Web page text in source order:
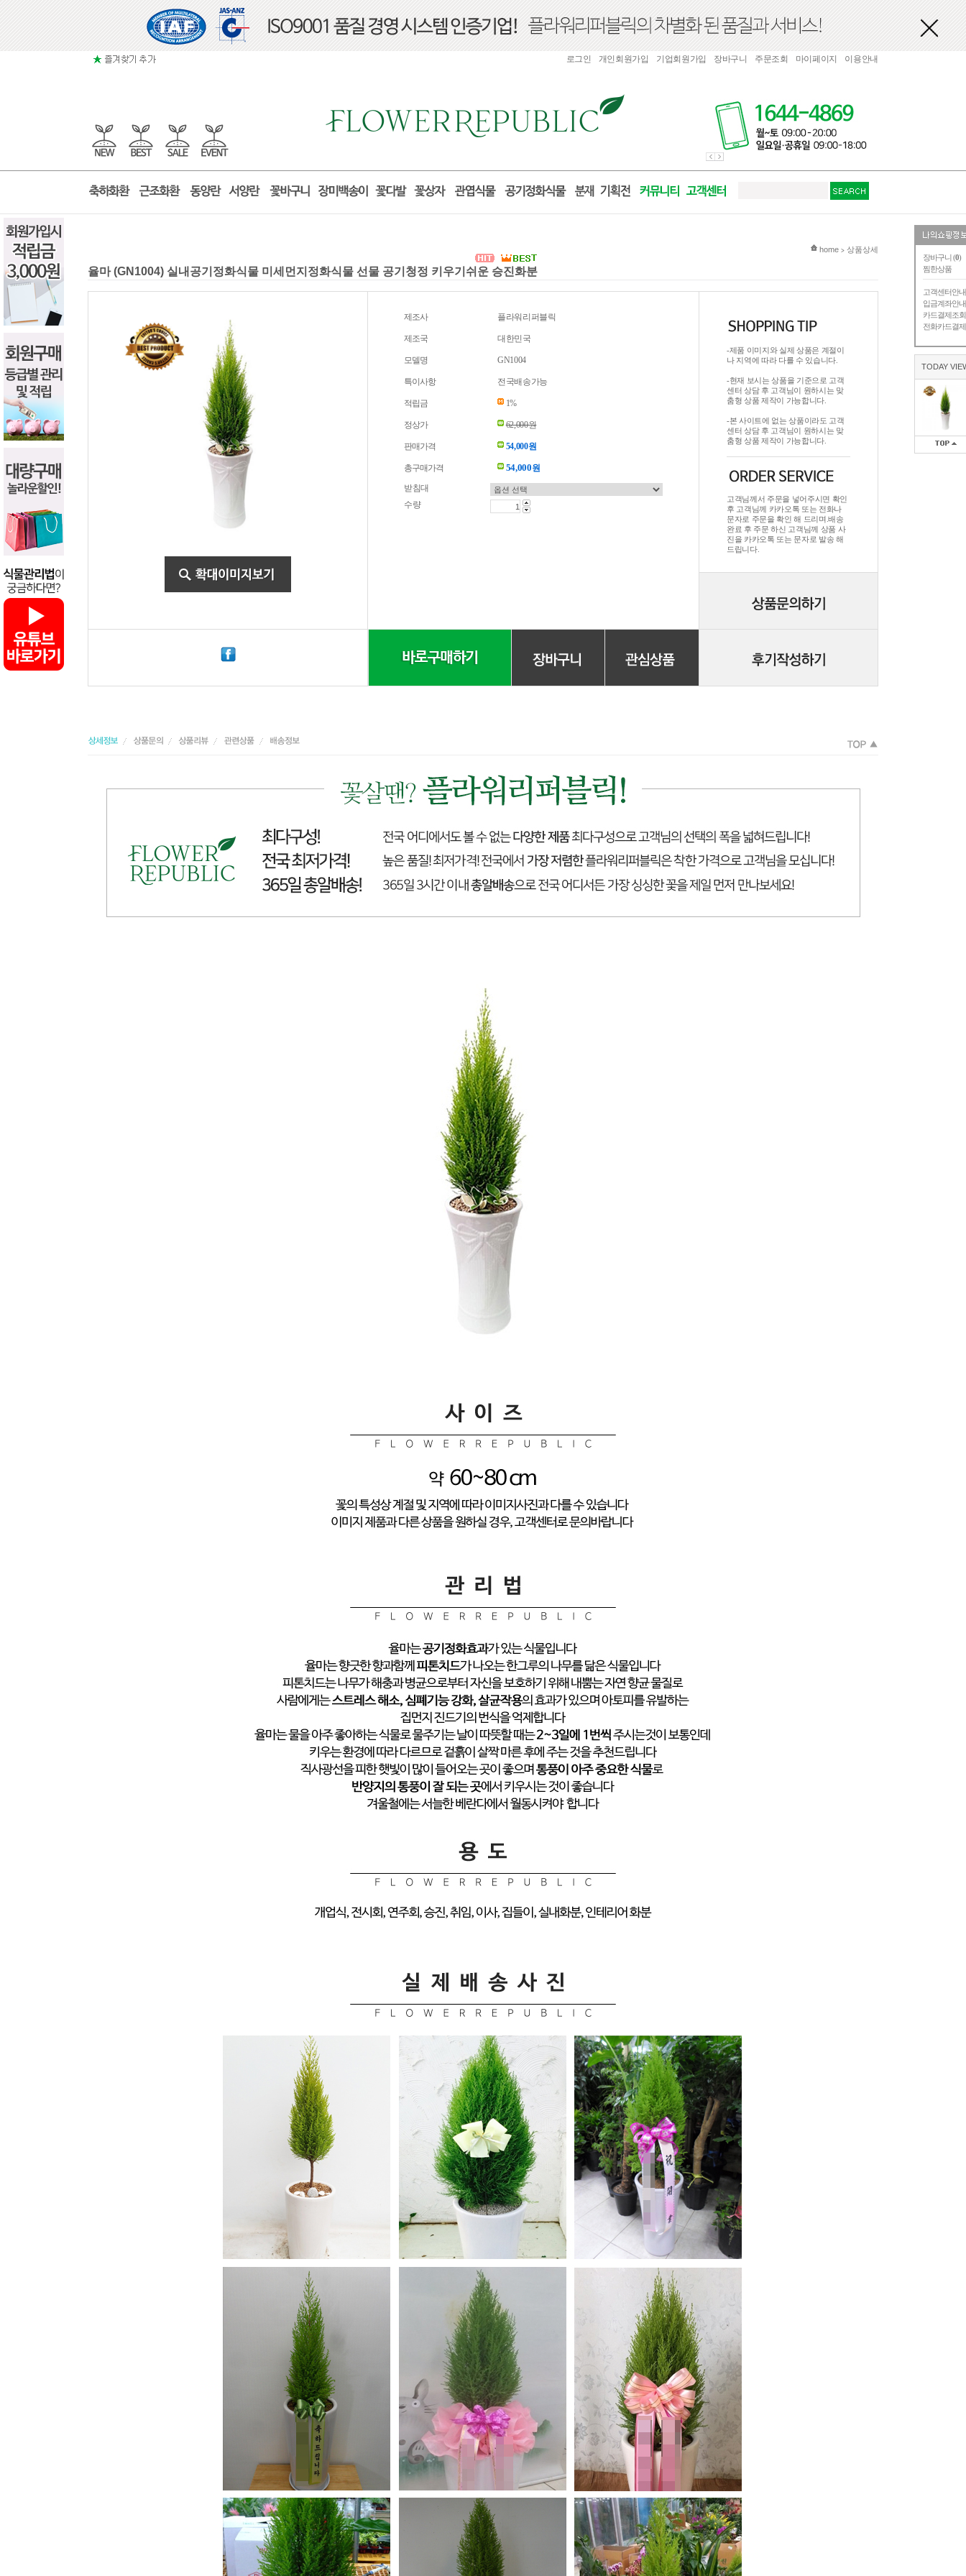
장바구니 (0)
찜한상품
고객센터안내
입금계좌안내
카드결제조회
전화카드결제
TODAY
로그인 개인회원가입 기업회원가입 장바구니 주문조회 마이페이지 이용안내
현재 위치
home > 상품상세
율마 (GN1004) 실내공기정화식물 미세먼지정화식물 선물 공기청정 키우기쉬운 승진화분
제조사 플라워리퍼블릭
제조국 대한민국
모델명 GN1004
특이사항 전국배송가능
적립금 1%
정상가 62,000원
판매가격 54,000원
총구매가격 54,000원
받침대
수량
-제품 이미지와 실제 상품은 계절이
나 지역에 따라 다를 수 있습니다.
-현재 보시는 상품을 기준으로 고객
센터 상담 후 고객님이 원하시는 맞
춤형 상품 제작이 가능합니다.
-본 사이트에 없는 상품이라도 고객
센터 상담 후 고객님이 원하시는 맞
춤형 상품 제작이 가능합니다.
고객님께서 주문을 넣어주시면 확인
후 고객님께 카카오톡 또는 전화나
문자로 주문을 확인 해 드리며.배송
완료 후 주문 하신 고객님께 상품 사
진을 카카오톡 또는 문자로 발송 해
드립니다.